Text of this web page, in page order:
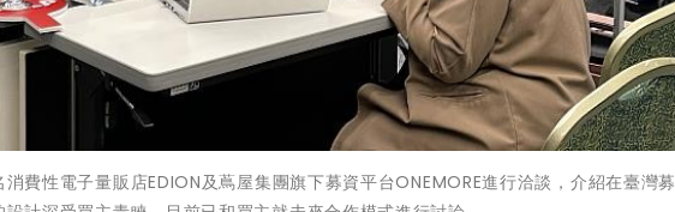
費性電子量販店EDION及蔦屋集團旗下募資平台ONEMORE進行洽談，介紹在臺灣募